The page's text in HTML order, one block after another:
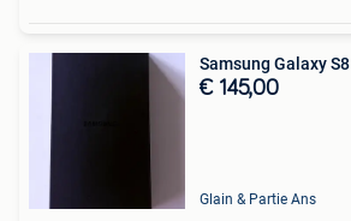
Samsung Galaxy S8
€ 145,00
Glain & Partie Ans